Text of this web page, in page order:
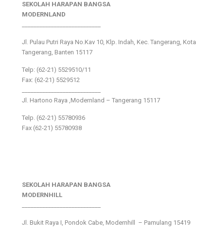
SEKOLAH HARAPAN BANGSA
MODERNLAND
Jl. Pulau Putri Raya No.Kav 10, Klp. Indah, Kec. Tangerang, Kota
Tangerang, Banten 15117
Telp: (62-21) 5529510/11
Fax: (62-21) 5529512
Jl. Hartono Raya ,Modernland – Tangerang 15117
Telp. (62-21) 55780936
Fax (62-21) 55780938
SEKOLAH HARAPAN BANGSA
MODERNHILL
Jl. Bukit Raya I, Pondok Cabe, Modernhill – Pamulang 15419